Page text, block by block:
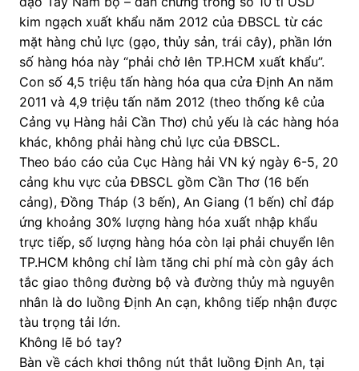
kim ngạch xuất khẩu năm 2012 của ĐBSCL từ các
mặt hàng chủ lực (gạo, thủy sản, trái cây), phần lớn
số hàng hóa này “phải chở lên TP.HCM xuất khẩu”.
Con số 4,5 triệu tấn hàng hóa qua cửa Định An năm
2011 và 4,9 triệu tấn năm 2012 (theo thống kê của
Cảng vụ Hàng hải Cần Thơ) chủ yếu là các hàng hóa
khác, không phải hàng chủ lực của ĐBSCL.
Theo báo cáo của Cục Hàng hải VN ký ngày 6-5, 20
cảng khu vực của ĐBSCL gồm Cần Thơ (16 bến
cảng), Đồng Tháp (3 bến), An Giang (1 bến) chỉ đáp
ứng khoảng 30% lượng hàng hóa xuất nhập khẩu
trực tiếp, số lượng hàng hóa còn lại phải chuyển lên
TP.HCM không chỉ làm tăng chi phí mà còn gây ách
tắc giao thông đường bộ và đường thủy mà nguyên
nhân là do luồng Định An cạn, không tiếp nhận được
tàu trọng tải lớn.
Không lẽ bó tay?
Bàn về cách khơi thông nút thắt luồng Định An, tại